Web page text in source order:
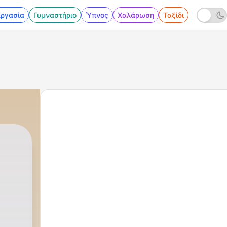
Γυμναστήριο Ύπνος Χαλάρωση Ταξίδι